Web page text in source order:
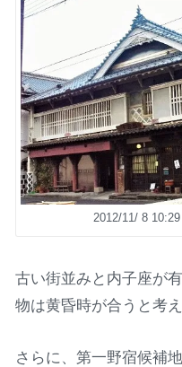
2012/11/ 8
古い街並みと内子座が
物は黄昏時が合うと考
さらに、第一野宿候補